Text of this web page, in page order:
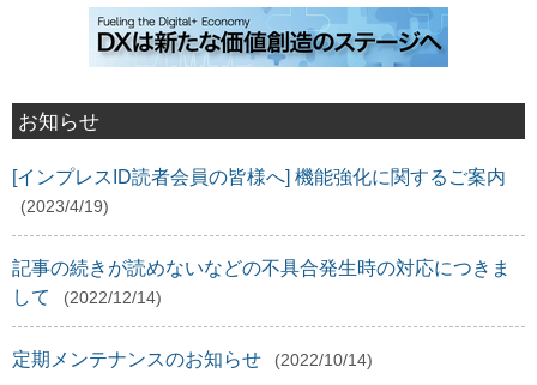
お知らせ
[インプレスID読者会員の皆様へ] 機能強化に関するご案内
(2023/4/19)
記事の続きが読めないなどの不具合発生時の対応につきま
して
(2022/12/14)
定期メンテナンスのお知らせ (2022/10/14)